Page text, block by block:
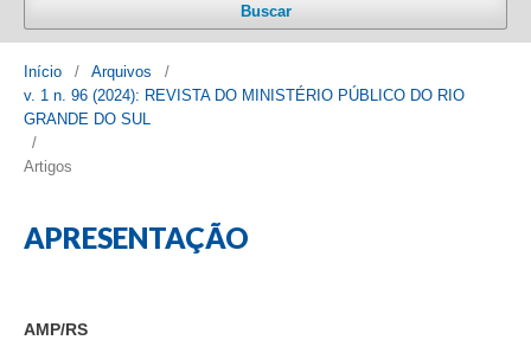
Buscar
Início / Arquivos
/
v. 1 n. 96 (2024): REVISTA DO MINISTÉRIO PÚBLICO DO RIO
GRANDE DO SUL
/
Artigos
APRESENTAÇÃO
AMP/RS